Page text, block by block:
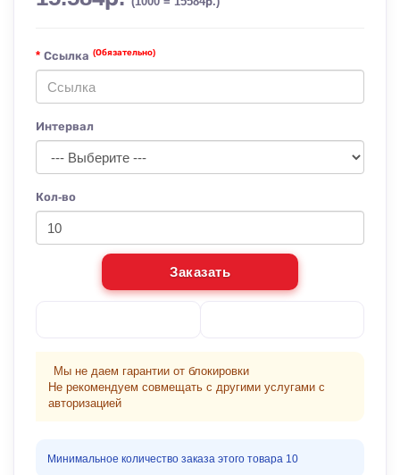
Ссылка (Обязательно)
Интервал
Кол-во
Заказать
Мы не даем гарантии от блокировки
Не рекомендуем совмещать с другими услугами с
авторизацией
Минимальное количество заказа этого товара 10